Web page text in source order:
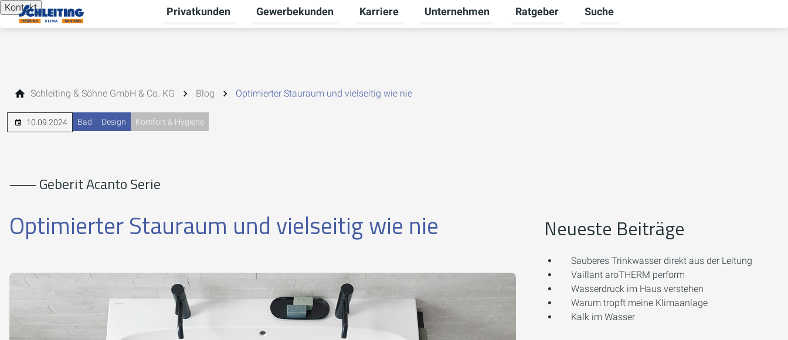
Kontakt Privatkunden
Untermenü für Privatkunden umschalten
Gewerbekunden
Untermenü für Gewerbekunden umschalten
Karriere
Untermenü für Karriere umschalten
Unternehmen
Untermenü für Unternehmen umschalten
Ratgeber
Untermenü für Ratgeber umschalten
Suche
Schleiting & Söhne GmbH & Co. KG Blog Optimierter Stauraum und vielseitig wie nie
10.09.2024 Bad Design Komfort & Hygiene
⸺ Geberit Acanto Serie
Optimierter Stauraum und vielseitig wie nie Neueste Beiträge
Sauberes Trinkwasser direkt aus der Leitung
Vaillant aroTHERM perform
Wasserdruck im Haus verstehen
Warum tropft meine Klimaanlage
Kalk im Wasser